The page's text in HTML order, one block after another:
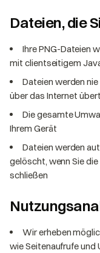
Dateien, die
Ihre PNG-Dateien
mit clientseitigem
Dateien werden
über das Internet
Die gesamte
Ihrem Gerät
Dateien werden
gelöscht, wenn Sie
schließen
Wir erheben
wie Seitenaufrufe und